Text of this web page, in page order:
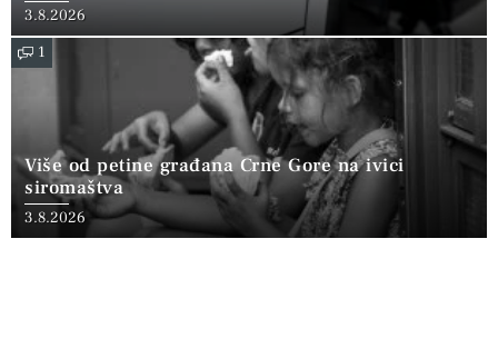
3.8.2026
1
Više od petine građana Crne Gore na ivici
siromaštva
3.8.2026